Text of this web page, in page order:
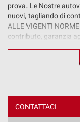
prova. Le Nostre
nuovi, tagliando di
ALLE VIGENTI
contributo, garanzia
L'originalità e la
dimostrabile e
AutoPaola srl inoltre
personalizzabili in
soddisfare ogni
CONTATTACI